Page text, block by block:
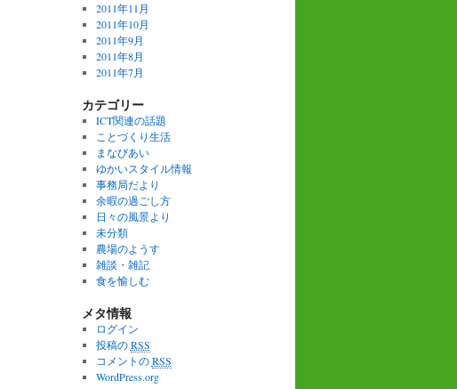
2011年11月
2011年10月
2011年9月
2011年8月
2011年7月
カテゴリー
ICT関連の話題
ことづくり生活
まなびあい
ゆかいスタイル情報
事務局だより
余暇の過ごし方
日々の風景より
未分類
農場のようす
雑談・雑記
食を愉しむ
メタ情報
ログイン
投稿のRSS
コメントのRSS
WordPress.org